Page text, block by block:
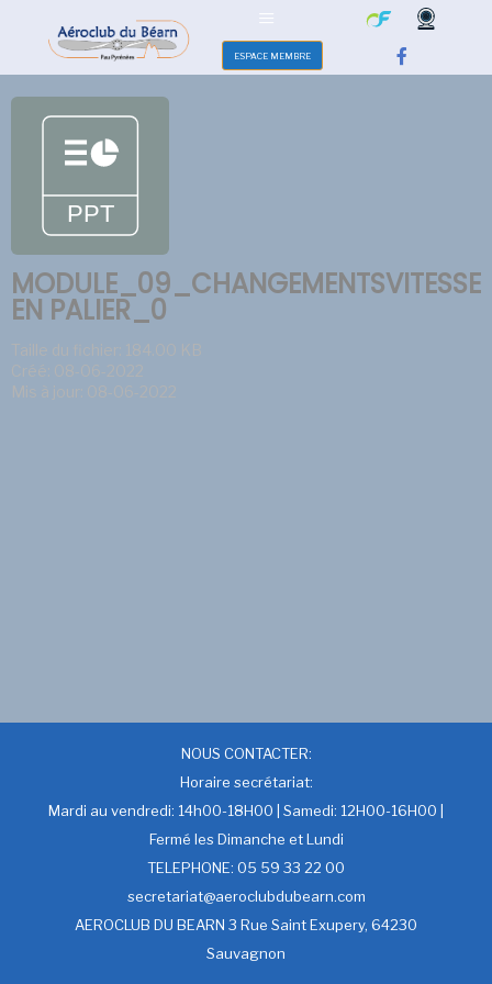
ESPACE MEMBRE
MODULE_09_CHANGEMENTSVITESSE
EN PALIER_0
Taille du fichier: 184.00 KB
Créé: 08-06-2022
Mis à jour: 08-06-2022
NOUS CONTACTER:
Horaire secrétariat:
Mardi au vendredi: 14h00-18H00 | Samedi: 12H00-16H00 |
Fermé les Dimanche et Lundi
TELEPHONE: 05 59 33 22 00
secretariat@aeroclubdubearn.com
AEROCLUB DU BEARN 3 Rue Saint Exupery, 64230
Sauvagnon